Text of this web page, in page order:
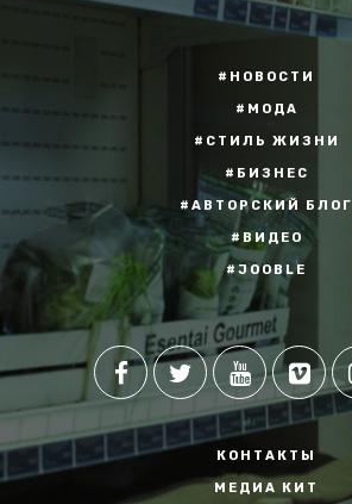
#НОВОСТИ
#МОДА
#СТИЛЬ ЖИЗНИ
#БИЗНЕС
#АВТОРСКИЙ БЛОГ
#ВИДЕО
#JOOBLE
КОНТАКТЫ
МЕДИА КИТ